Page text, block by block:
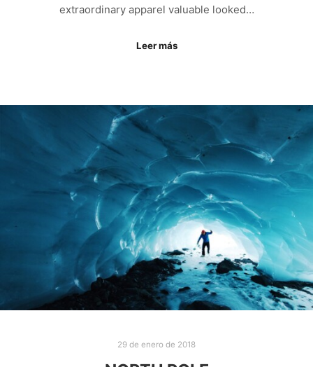
extraordinary apparel valuable looked…
Leer más
29 de enero de 2018